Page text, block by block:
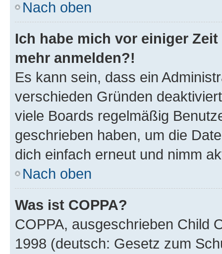
Nach oben
Ich habe mich vor einiger
mehr anmelden?!
Es kann sein, dass ein
verschieden Gründen
viele Boards regelmäßig
geschrieben haben, um die
dich einfach erneut und nimm
Nach oben
Was ist COPPA?
COPPA, ausgeschrieben Child
1998 (deutsch: Gesetz zum